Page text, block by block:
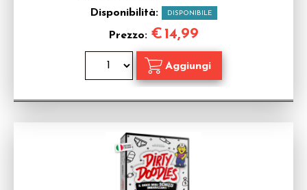
Disponibilità: DISPONIBILE
Prezzo: €14,99